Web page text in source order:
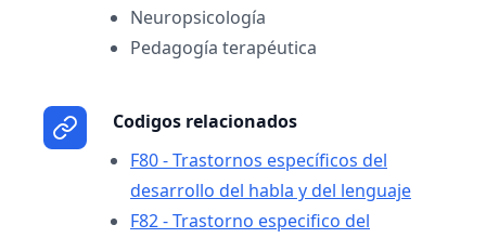
Neuropsicología
Pedagogía terapéutica
Codigos relacionados
F80 - Trastornos específicos del
desarrollo del habla y del lenguaje
F82 - Trastorno especifico del